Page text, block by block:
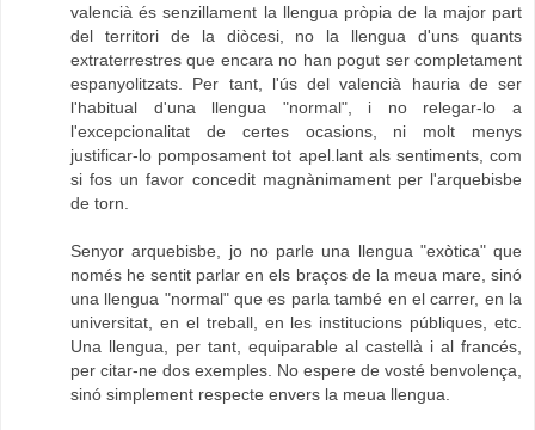
valencià és senzillament la llengua pròpia de la major part
del territori de la diòcesi, no la llengua d'uns quants
extraterrestres que encara no han pogut ser completament
espanyolitzats. Per tant, l'ús del valencià hauria de ser
l'habitual d'una llengua "normal", i no relegar-lo a
l'excepcionalitat de certes ocasions, ni molt menys
justificar-lo pomposament tot apel.lant als sentiments, com
si fos un favor concedit magnànimament per l'arquebisbe
de torn.
Senyor arquebisbe, jo no parle una llengua "exòtica" que
només he sentit parlar en els braços de la meua mare, sinó
una llengua "normal" que es parla també en el carrer, en la
universitat, en el treball, en les institucions públiques, etc.
Una llengua, per tant, equiparable al castellà i al francés,
per citar-ne dos exemples. No espere de vosté benvolença,
sinó simplement respecte envers la meua llengua.